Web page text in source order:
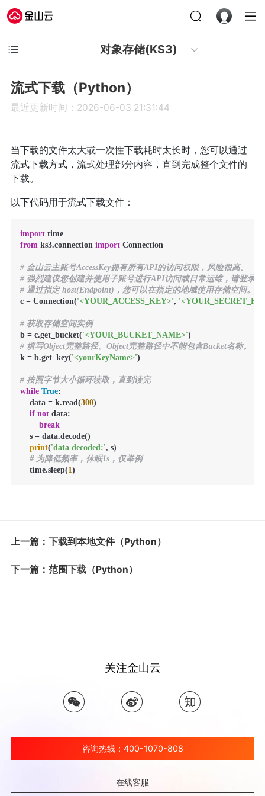
对象存储(KS3)
流式下载（Python）
最近更新时间：2026-06-03 21:31:44
当下载的文件太大或一次性下载耗时太长时，您可以通过
流式下载方式，流式处理部分内容，直到完成整个文件的
下载。
以下代码用于流式下载文件：
import
time
from ks3.connection import Connection
# 金山云主账号AccessKey拥有所有API的访问权限，风险很高。
# 强烈建议您创建并使用子账号进行API访问或日常运维，请登录
# 通过指定 host(Endpoint)，您可以在指定的地域使用存储空间。
c = Connection('<YOUR_ACCESS_KEY>',
# 获取存储空间实例
b = c.get_bucket('<YOUR_BUCKET_NAME>'
# 填写Object完整路径。Object完整路径中不能包含Bucket名称。
k = b.get_key('<yourKeyName>')
# 按照字节大小循环读取，直到读完
while True:
    data = k.read(
300)
if not data:
break
    s = data.decode()
print('data decoded:', s)
# 为降低频率，休眠1s，仅举例
    time.sleep(
1)
上一篇：下载到本地文件（Python）
下一篇：范围下载（Python）
关注金山云
咨询热线：400-1070-808
在线客服